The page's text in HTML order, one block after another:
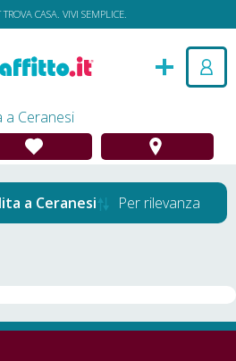
CASA. VIVI SEMPLICE.
a Ceranesi
a Ceranesi Per rilevanza